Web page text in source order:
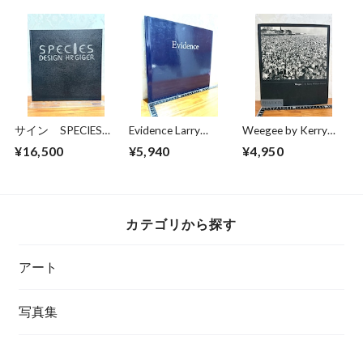
サイン SPECIES
¥16,500
Evidence Larry
¥5,940
Weegee by Kerry
¥4,950
カテゴリから探す
アート
写真集